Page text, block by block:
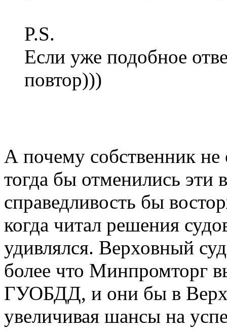
P.S.
Если уже подобное
повтор)))
А почему собственник не
тогда бы отменились эти
справедливость бы
когда читал решения
удивлялся. Верховный
более что Минпромторг
ГУОБДД, и они бы в
увеличивая шансы на